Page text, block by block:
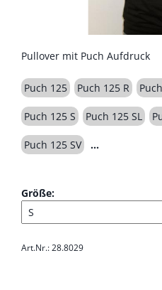
Pullover mit Puch Aufdruck
Puch 125 Puch 125 R
Puch 125 S Puch 125 SL
Puch 125 SV
Größe:
Art.Nr.: 28.8029